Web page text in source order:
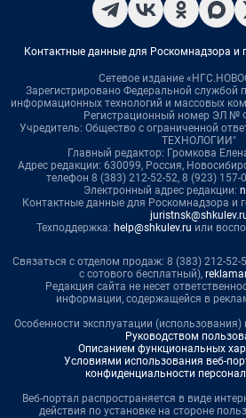
Контактные данные для Роскомнадзора и
Сетевое издание
Зарегистрировано Федеральной службой
информационных технологий и массовых
Регистрационный номер ЭЛ №
Учредитель: Общество с ограниченной
ТЕХНОЛОГИИ"
Главный редактор: Громкова
Адрес редакции: 630099, Россия,
телефон 8 (383) 212-52-52, 8 (923) 157-
Электронный адрес редакции:
Контактные данные для Роскомнадзора и
Техподдержка: help@shkulev.ru или
Связаться с отделом продаж: 8 (383) 212-52-
с сотового бесплатный),
Редакция сайта не несет
информации, содержащейся в
Особенности эксплуатации (использования)
Руководством
Описанием функциональных
Условиями использования веб-
конфиденциальности
Веб-портал распространяется в виде
действия по установке на стороне